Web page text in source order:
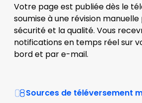
Votre page est publiée dès le
soumise à une révision
sécurité et la qualité. Vous
notifications en temps réel sur
bord et par e-mail.
Sources de téléversement